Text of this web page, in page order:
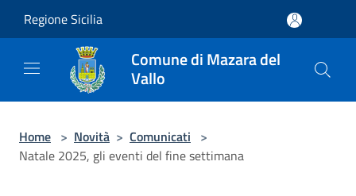
Regione Sicilia
Comune di Mazara del
Vallo
Home > Novità > Comunicati >
Natale 2025, gli eventi del fine settimana​